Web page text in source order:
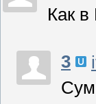
Как
3